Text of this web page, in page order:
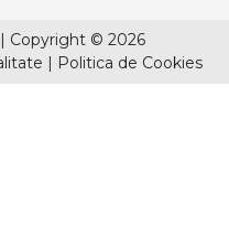
| Copyright © 2026
| Politica de Cookies